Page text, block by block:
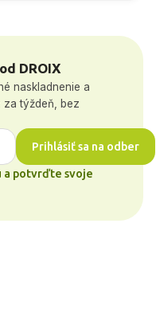
DROIX
naskladnenie a
týždeň, bez
Prihlásiť sa na odber
a potvrďte svoje